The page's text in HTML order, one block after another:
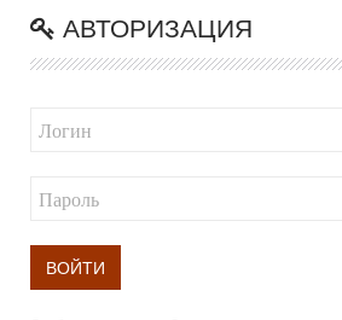
АВТОРИЗАЦИЯ
ВОЙТИ